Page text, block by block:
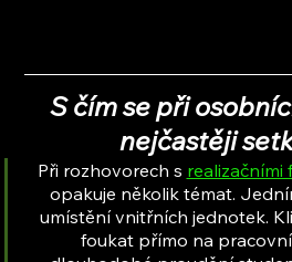
S čím se při
nejčastěji
Při rozhovorech s realizačními
opakuje několik témat.
umístění vnitřních jednotek.
foukat přímo na